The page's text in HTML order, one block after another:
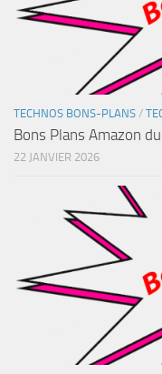
TECHNOS BONS-PLANS /
Bons Plans Amazon
22 JANVIER 2026